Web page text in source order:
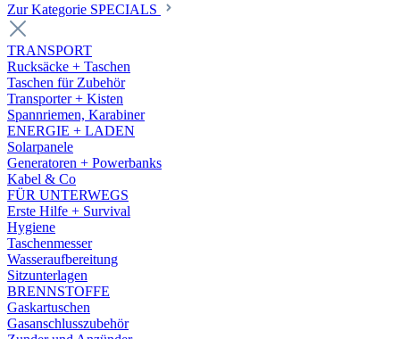
Zur Kategorie SPECIALS
TRANSPORT
Rucksäcke + Taschen
Taschen für Zubehör
Transporter + Kisten
Spannriemen, Karabiner
ENERGIE + LADEN
Solarpanele
Generatoren + Powerbanks
Kabel & Co
FÜR UNTERWEGS
Erste Hilfe + Survival
Hygiene
Taschenmesser
Wasseraufbereitung
Sitzunterlagen
BRENNSTOFFE
Gaskartuschen
Gasanschlusszubehör